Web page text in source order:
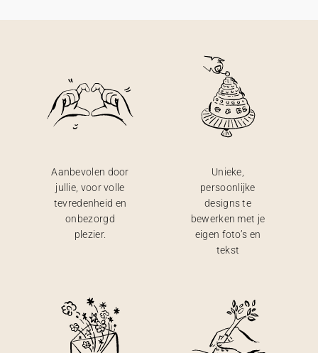
Aanbevolen door
jullie, voor volle
tevredenheid en
onbezorgd
plezier.
Unieke,
persoonlijke
designs te
bewerken met je
eigen foto’s en
tekst